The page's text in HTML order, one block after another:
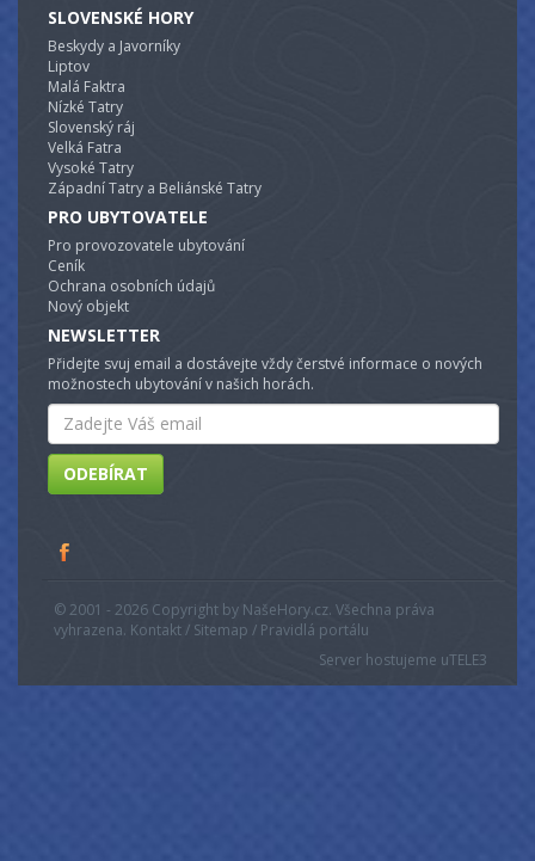
SLOVENSKÉ HORY
Beskydy a Javorníky
Liptov
Malá Faktra
Nízké Tatry
Slovenský ráj
Velká Fatra
Vysoké Tatry
Západní Tatry a Beliánské Tatry
PRO UBYTOVATELE
Pro provozovatele ubytování
Ceník
Ochrana osobních údajů
Nový objekt
NEWSLETTER
Přidejte svuj email a dostávejte vždy čerstvé informace o nových
možnostech ubytování v našich horách.
Email
ODEBÍRAT
© 2001 - 2026 Copyright by NašeHory.cz. Všechna práva
vyhrazena. Kontakt / Sitemap / Pravidlá portálu
Server hostujeme uTELE3